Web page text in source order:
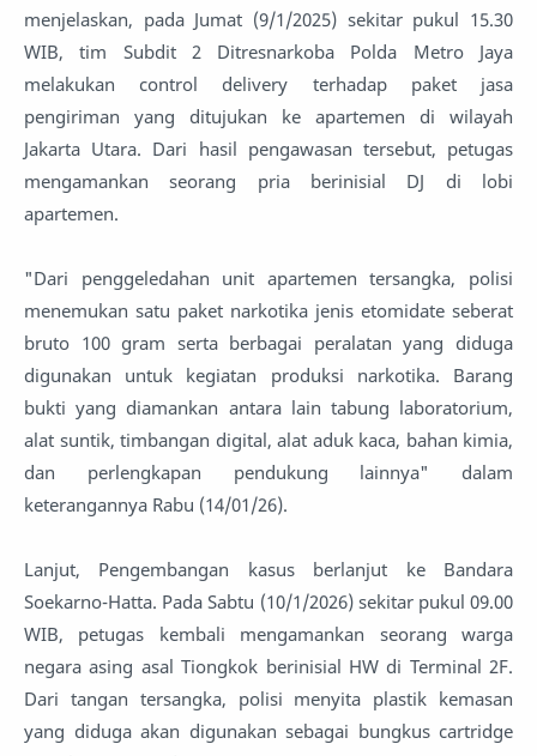
menjelaskan, pada Jumat (9/1/2025) sekitar pukul 15.30
WIB, tim Subdit 2 Ditresnarkoba Polda Metro Jaya
melakukan control delivery terhadap paket jasa
pengiriman yang ditujukan ke apartemen di wilayah
Jakarta Utara. Dari hasil pengawasan tersebut, petugas
mengamankan seorang pria berinisial DJ di lobi
apartemen.
"Dari penggeledahan unit apartemen tersangka, polisi
menemukan satu paket narkotika jenis etomidate seberat
bruto 100 gram serta berbagai peralatan yang diduga
digunakan untuk kegiatan produksi narkotika. Barang
bukti yang diamankan antara lain tabung laboratorium,
alat suntik, timbangan digital, alat aduk kaca, bahan kimia,
dan perlengkapan pendukung lainnya" dalam
keterangannya Rabu (14/01/26).
Lanjut, Pengembangan kasus berlanjut ke Bandara
Soekarno-Hatta. Pada Sabtu (10/1/2026) sekitar pukul 09.00
WIB, petugas kembali mengamankan seorang warga
negara asing asal Tiongkok berinisial HW di Terminal 2F.
Dari tangan tersangka, polisi menyita plastik kemasan
yang diduga akan digunakan sebagai bungkus cartridge